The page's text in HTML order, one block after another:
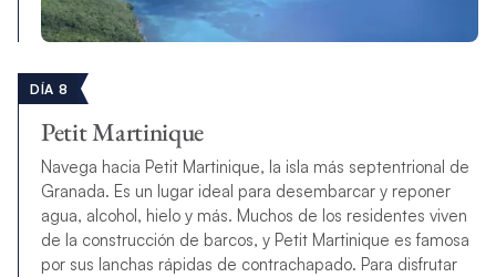
DÍA 8
Petit Martinique
Navega hacia Petit Martinique, la isla más septentrional de
Granada. Es un lugar ideal para desembarcar y reponer
agua, alcohol, hielo y más. Muchos de los residentes viven
de la construcción de barcos, y Petit Martinique es famosa
por sus lanchas rápidas de contrachapado. Para disfrutar